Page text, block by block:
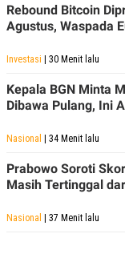
N
E
A
M
T
N
E
P
E
A
D
R
I
S
G
Rebound Bitcoin
Agustus, Waspada
Investasi | 30 Menit lalu
Kepala BGN Minta
Dibawa Pulang, Ini
Nasional | 34 Menit lalu
Prabowo Soroti
Masih Tertinggal
Nasional | 37 Menit lalu